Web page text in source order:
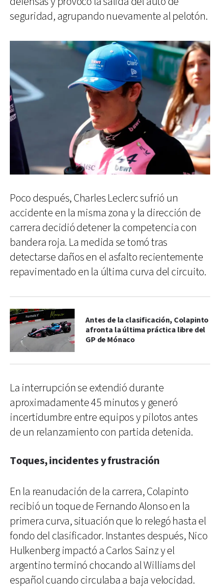
seguridad, agrupando nuevamente al pelotón.
Poco después, Charles Leclerc sufrió un
accidente en la misma zona y la dirección de
carrera decidió detener la competencia con
bandera roja. La medida se tomó tras
detectarse daños en el asfalto recientemente
repavimentado en la última curva del circuito.
Antes de la clasificación, Colapinto
afronta la última práctica libre del
GP de Mónaco
La interrupción se extendió durante
aproximadamente 45 minutos y generó
incertidumbre entre equipos y pilotos antes
de un relanzamiento con partida detenida.
Toques, incidentes y frustración
En la reanudación de la carrera, Colapinto
recibió un toque de Fernando Alonso en la
primera curva, situación que lo relegó hasta el
fondo del clasificador. Instantes después, Nico
Hulkenberg impactó a Carlos Sainz y el
argentino terminó chocando al Williams del
español cuando circulaba a baja velocidad.